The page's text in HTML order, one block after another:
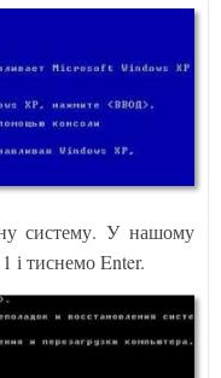
систему. У нашому
і тиснемо Enter.